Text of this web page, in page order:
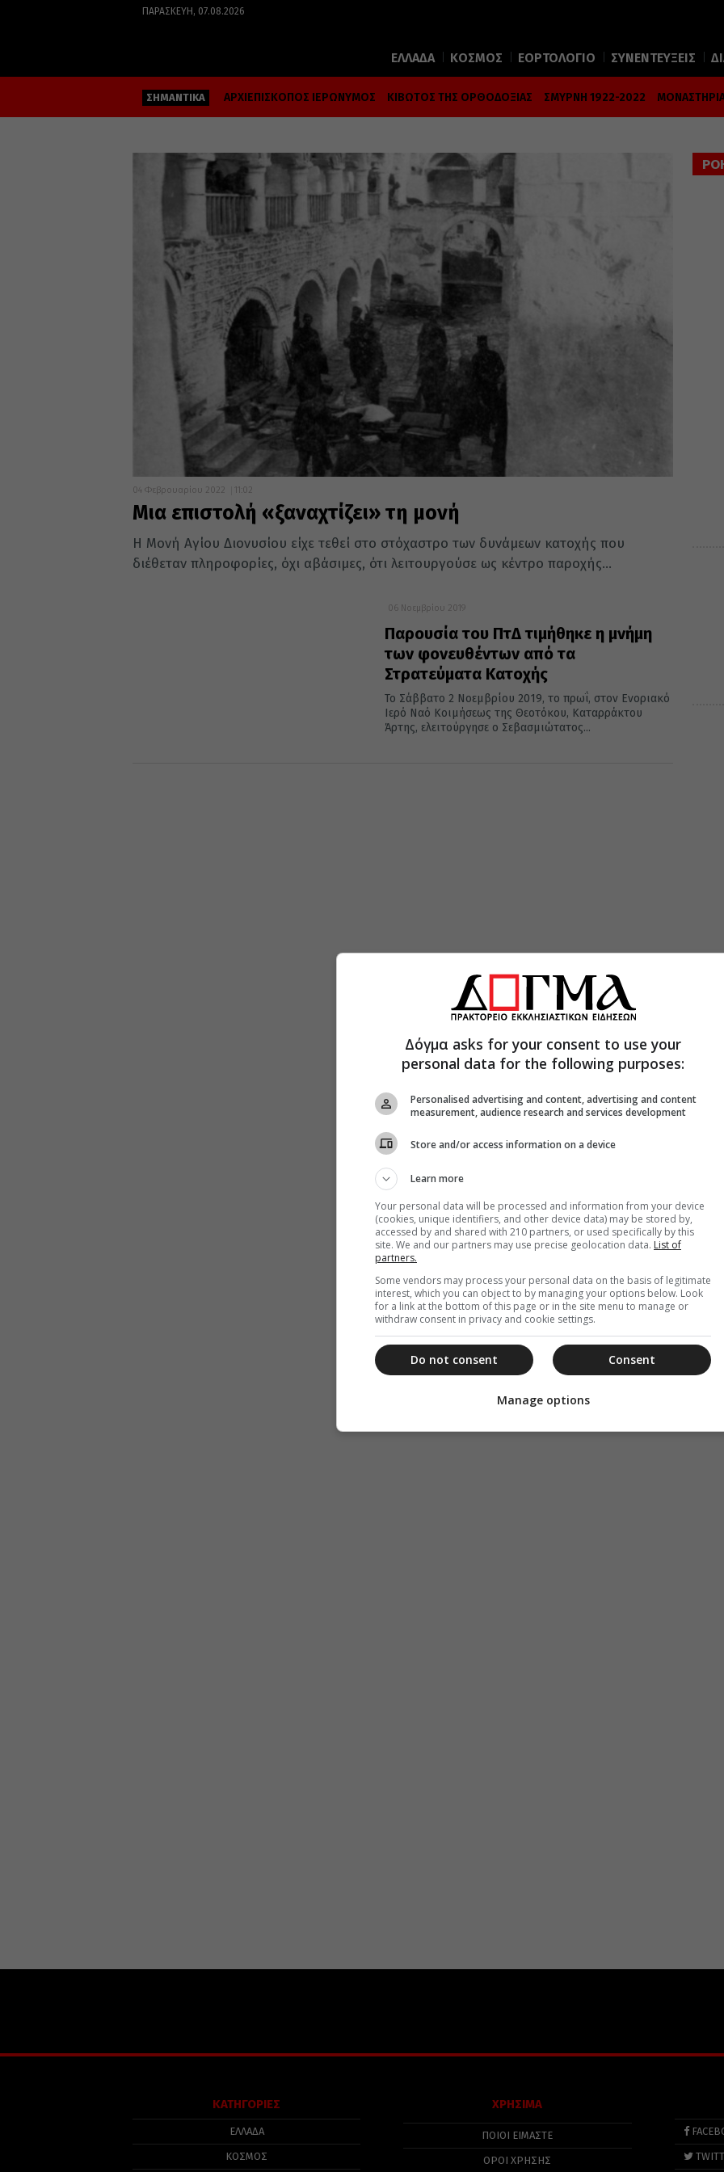
ΠΑΡΑΣΚΕΥΉ, 07.08.2026
ΕΛΛΑΔΑ ΚΟΣΜΟΣ ΕΟΡΤΟΛΟΓΙΟ ΣΥΝΕΝΤΕΥΞΕΙΣ
ΣΗΜΑΝΤΙΚΑ ΑΡΧΙΕΠΙΣΚΟΠΟΣ ΙΕΡΩΝΥΜΟΣ ΚΙΒΩΤΟΣ ΤΗΣ ΟΡΘΟΔΟΞΙΑΣ ΣΜΥΡΝΗ 1922-2022
04 Φεβρουαρίου 2022 11:02
Μια επιστολή «ξαναχτίζει» τη μονή
Η Μονή Αγίου Διονυσίου είχε τεθεί στο στόχαστρο των δυνάμεων κατοχής που
διέθεταν πληροφορίες, όχι αβάσιμες, ότι λειτουργούσε ως κέντρο παροχής...
06 Νοεμβρίου 2019
Παρουσία του ΠτΔ τιμήθηκε η μνήμη
των φονευθέντων από τα
Στρατεύματα Κατοχής
Το Σάββατο 2 Νοεμβρίου 2019, το πρωΐ, στον Ενοριακό
Ιερό Ναό Κοιμήσεως της Θεοτόκου, Καταρράκτου
Άρτης, ελειτούργησε ο Σεβασμιώτατος...
ΚΑΤΗΓΟΡΙΕΣ
ΕΛΛΑΔΑ
ΚΟΣΜΟΣ
ΧΡΗΣΙΜΑ
ΠΟΙΟΙ ΕΙΜΑΣΤΕ
ΟΡΟΙ ΧΡΗΣΗΣ
Δόγμα asks for your consent to use your
personal data for the following purposes:
Personalised advertising and content, advertising and content
measurement, audience research and services development
Store and/or access information on a device
Learn more
Your personal data will be processed and information from your device
(cookies, unique identifiers, and other device data) may be stored by,
accessed by and shared with 210 partners, or used specifically by this
site. We and our partners may use precise geolocation data. List of
partners.
Some vendors may process your personal data on the basis of legitimate
interest, which you can object to by managing your options below. Look
for a link at the bottom of this page or in the site menu to manage or
withdraw consent in privacy and cookie settings.
Consent
Do not consent
Manage options